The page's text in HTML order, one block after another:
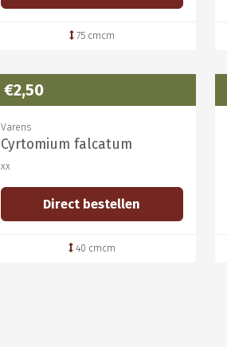
75 cmcm
€2,50
Varens
Cyrtomium falcatum
xx
Direct bestellen
40 cmcm